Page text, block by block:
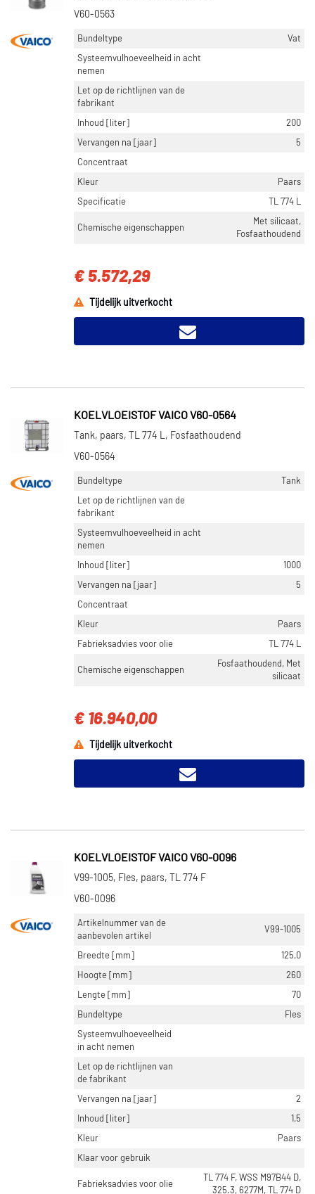
V60-0563
Bundeltype
Vat
Systeemvulhoeveelheid in acht
nemen
Let op de richtlijnen van de
fabrikant
Inhoud [liter]
200
Vervangen na [jaar]
5
Concentraat
Kleur
Paars
Specificatie
TL 774 L
Chemische eigenschappen
Met silicaat,
Fosfaathoudend
€ 5.572,29
Tijdelijk uitverkocht
KOELVLOEISTOF VAICO V60-0564
Tank, paars, TL 774 L, Fosfaathoudend
V60-0564
Bundeltype
Tank
Let op de richtlijnen van de
fabrikant
Systeemvulhoeveelheid in acht
nemen
Inhoud [liter]
1000
Vervangen na [jaar]
5
Concentraat
Kleur
Paars
Fabrieksadvies voor olie
TL 774 L
Chemische eigenschappen
Fosfaathoudend, Met
silicaat
€ 16.940,00
Tijdelijk uitverkocht
KOELVLOEISTOF VAICO V60-0096
V99-1005, Fles, paars, TL 774 F
V60-0096
Artikelnummer van de
aanbevolen artikel
V99-1005
Breedte [mm]
125,0
Hoogte [mm]
260
Lengte [mm]
70
Bundeltype
Fles
Systeemvulhoeveelheid
in acht nemen
Let op de richtlijnen van
de fabrikant
Vervangen na [jaar]
2
Inhoud [liter]
1,5
Kleur
Paars
Klaar voor gebruik
Fabrieksadvies voor olie
TL 774 F, WSS M97B44 D,
325.3, 6277M, TL 774 D